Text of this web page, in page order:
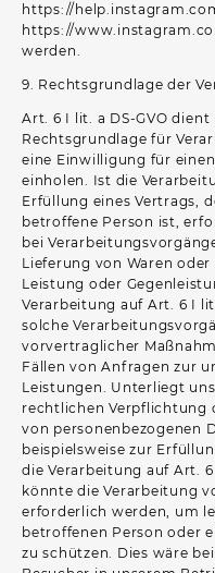
https://
https://
werden.
9. Rechtsgrundlage der
Art. 6 I lit. a DS-GVO
Rechtsgrundlage für
eine Einwilligung für
einholen. Ist die
Erfüllung eines Vertrags,
betroffene Person ist,
bei
Lieferung von Waren
Leistung oder
Verarbeitung auf Art. 6 I
solche
vorvertraglicher
Fällen von Anfragen zur
Leistungen. Unterliegt
rechtlichen Verpflichtung
von personenbezogenen
beispielsweise zur
die Verarbeitung auf Art.
könnte die Verarbeitung
erforderlich werden, um
betroffenen Person oder
zu schützen. Dies wäre